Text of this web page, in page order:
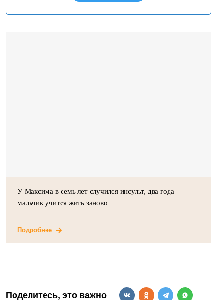
У Максима в семь лет случился инсульт, два года
мальчик учится жить заново
Подробнее
Поделитесь, это важно